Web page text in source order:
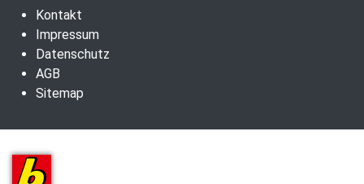
Kontakt
Impressum
Datenschutz
AGB
Sitemap